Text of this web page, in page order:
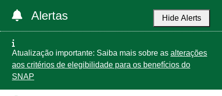
Alertas Hide Alerts
Atualização importante: Saiba mais sobre as alterações
aos critérios de elegibilidade para os benefícios do
SNAP